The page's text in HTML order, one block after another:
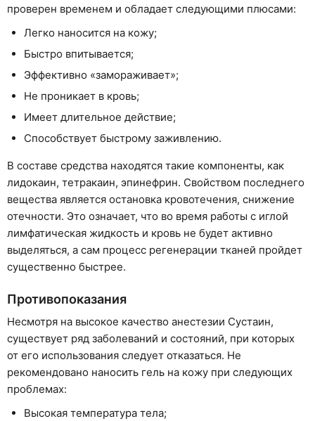
проверен временем и обладает следующими плюсами:
Легко наносится на кожу;
Быстро впитывается;
Эффективно «замораживает»;
Не проникает в кровь;
Имеет длительное действие;
Способствует быстрому заживлению.
В составе средства находятся такие компоненты, как
лидокаин, тетракаин, эпинефрин. Свойством последнего
вещества является остановка кровотечения, снижение
отечности. Это означает, что во время работы с иглой
лимфатическая жидкость и кровь не будет активно
выделяться, а сам процесс регенерации тканей пройдет
существенно быстрее.
Противопоказания
Несмотря на высокое качество анестезии Сустаин,
существует ряд заболеваний и состояний, при которых
от его использования следует отказаться. Не
рекомендовано наносить гель на кожу при следующих
проблемах:
Высокая температура тела;